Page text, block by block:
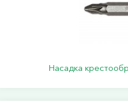
Насадка